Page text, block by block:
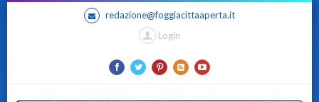
redazione@foggiacittaaperta.it
Login